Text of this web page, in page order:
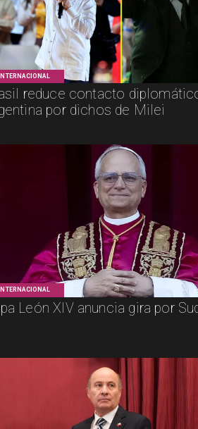
reduce contacto
por dichos de Milei
León XIV anuncia gira por